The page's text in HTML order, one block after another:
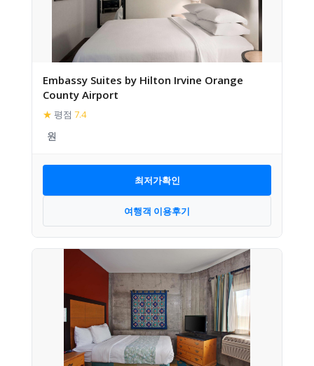
Embassy Suites by Hilton Irvine Orange
County Airport
★ 평점 7.4
최저가확인
여행객 이용후기